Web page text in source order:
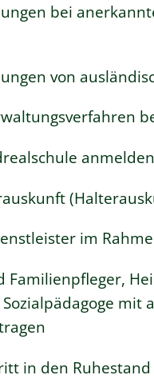
bei
von
anmelden
im
in den